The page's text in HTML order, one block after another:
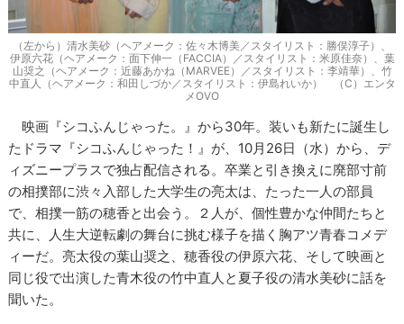
（左から）清水美砂（ヘアメーク：佐々木博美／スタイリスト：勝俣淳子）、
伊原六花（ヘアメーク：面下伸一（FACCIA）／スタイリスト：米原佳奈）、葉
山奨之（ヘアメーク：近藤あかね（MARVEE）／スタイリスト：李靖華）、竹
中直人（ヘアメーク：和田しづか／スタイリスト：伊島れいか） （C）エンタ
メOVO
映画『シコふんじゃった。』から30年。装いも新たに誕生し
たドラマ『シコふんじゃった！』が、10月26日（水）から、デ
ィズニープラスで独占配信される。卒業と引き換えに廃部寸前
の相撲部に渋々入部した大学生の亮太は、たった一人の部員
で、相撲一筋の穂香と出会う。２人が、個性豊かな仲間たちと
共に、人生大逆転劇の舞台に挑む様子を描く胸アツ青春コメデ
ィーだ。亮太役の葉山奨之、穂香役の伊原六花、そして映画と
同じ役で出演した青木役の竹中直人と夏子役の清水美砂に話を
聞いた。